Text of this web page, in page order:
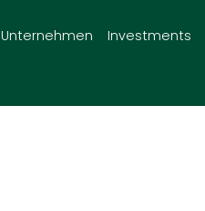
Unternehmen Investments